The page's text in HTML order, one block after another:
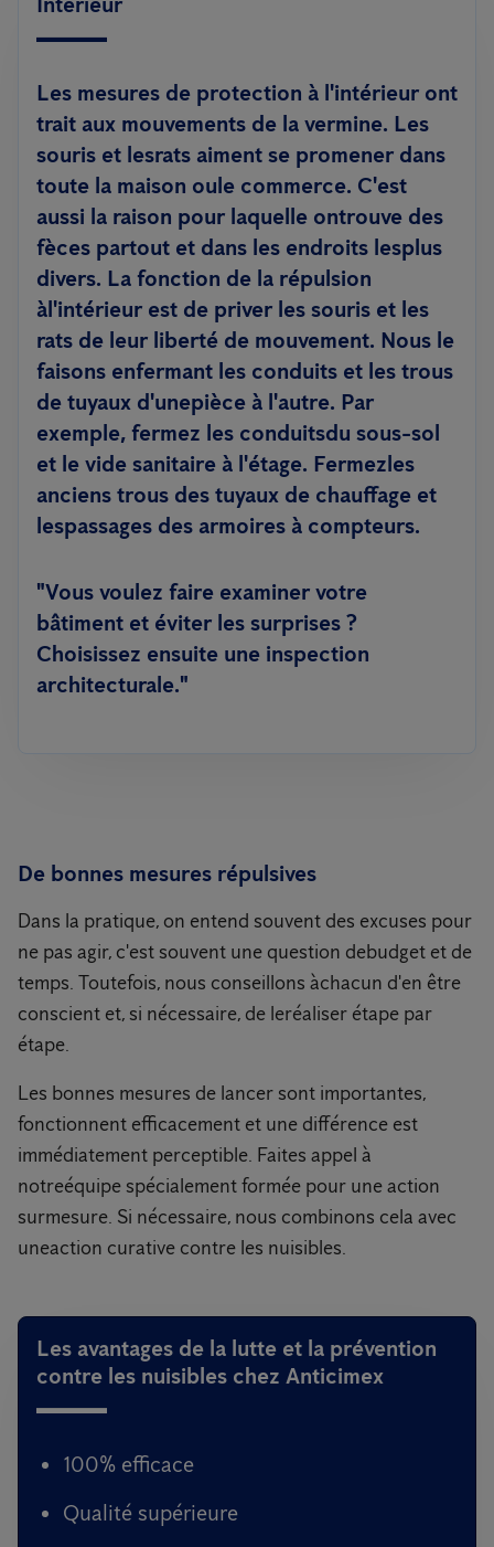
Les mesures de protection à l'intérieur ont
trait aux mouvements de la vermine. Les
souris et lesrats aiment se promener dans
toute la maison oule commerce. C'est
aussi la raison pour laquelle ontrouve des
fèces partout et dans les endroits lesplus
divers. La fonction de la répulsion
àl'intérieur est de priver les souris et les
rats de leur liberté de mouvement. Nous le
faisons enfermant les conduits et les trous
de tuyaux d'unepièce à l'autre. Par
exemple, fermez les conduitsdu sous-sol
et le vide sanitaire à l'étage. Fermezles
anciens trous des tuyaux de chauffage et
lespassages des armoires à compteurs.
"Vous voulez faire examiner votre
bâtiment et éviter les surprises ?
Choisissez ensuite une inspection
architecturale."
De bonnes mesures répulsives
Dans la pratique, on entend souvent des excuses pour
ne pas agir, c'est souvent une question debudget et de
temps. Toutefois, nous conseillons àchacun d'en être
conscient et, si nécessaire, de leréaliser étape par
étape.
Les bonnes mesures de lancer sont importantes,
fonctionnent efficacement et une différence est
immédiatement perceptible. Faites appel à
notreéquipe spécialement formée pour une action
surmesure. Si nécessaire, nous combinons cela avec
uneaction curative contre les nuisibles.
Les avantages de la lutte et la prévention
contre les nuisibles chez Anticimex
100% efficace
Qualité supérieure